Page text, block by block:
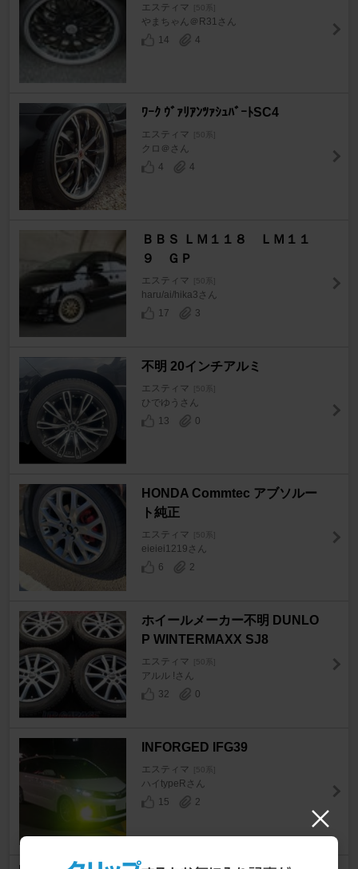
エスティマ [50系]
やまちゃん＠R31さん
14
4
ﾜｰｸ ｳﾞｧﾘｱﾝﾂｧｼｭﾊﾞｰﾄSC4
エスティマ [50系]
クロ＠さん
4
4
ＢＢＳ ＬＭ１１８ ＬＭ１１
９ ＧＰ
エスティマ [50系]
haru/ai/hika3さん
17
3
不明 20インチアルミ
エスティマ [50系]
ひでゆうさん
13
0
HONDA Commtec アブソルー
ト純正
エスティマ [50系]
eieiei1219さん
6
2
ホイールメーカー不明 DUNLO
P WINTERMAXX SJ8
エスティマ [50系]
アルル !さん
32
0
INFORGED IFG39
エスティマ [50系]
ハイtypeRさん
15
2